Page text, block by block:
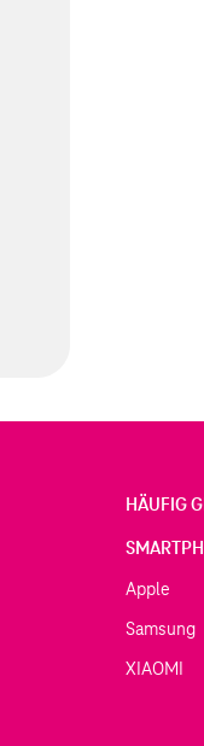
HÄUFIG
Apple
Samsung
XIAOMI